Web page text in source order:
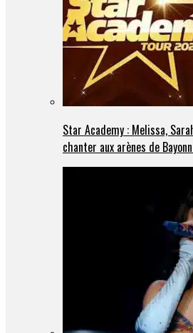
Star Academy : Melissa,
chanter aux arènes de